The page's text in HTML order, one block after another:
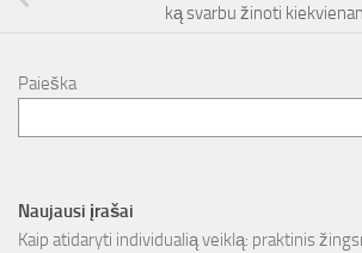
ką svarbu žinoti
Paieška
Naujausi įrašai
Kaip atidaryti individualią veiklą: praktinis